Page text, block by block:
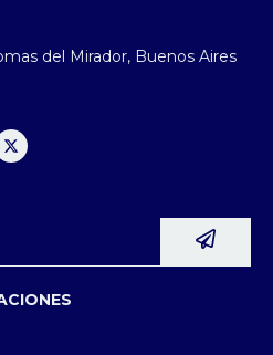
del Mirador, Buenos Aires